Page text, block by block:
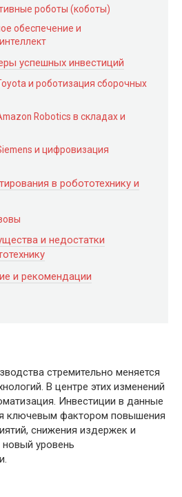
роботы (коботы)
обеспечение и
успешных инвестиций
и роботизация сборочных
Robotics в складах и
и цифровизация
в робототехнику и
и недостатки
и рекомендации
стремительно меняется
В центре этих изменений
Инвестиции в данные
ключевым фактором повышения
снижения издержек и
уровень